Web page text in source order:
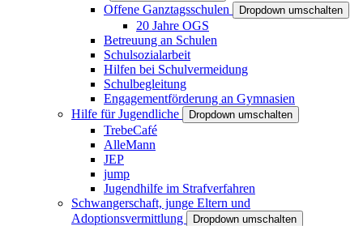
Offene Ganztagsschulen Dropdown umschalten
20 Jahre OGS
Betreuung an Schulen
Schulsozialarbeit
Hilfen bei Schulvermeidung
Schulbegleitung
Engagementförderung an Gymnasien
Hilfe für Jugendliche
Dropdown umschalten
TrebeCafé
AlleMann
JEP
jump
Jugendhilfe im Strafverfahren
Schwangerschaft, junge Eltern und
Adoptionsvermittlung
Dropdown umschalten